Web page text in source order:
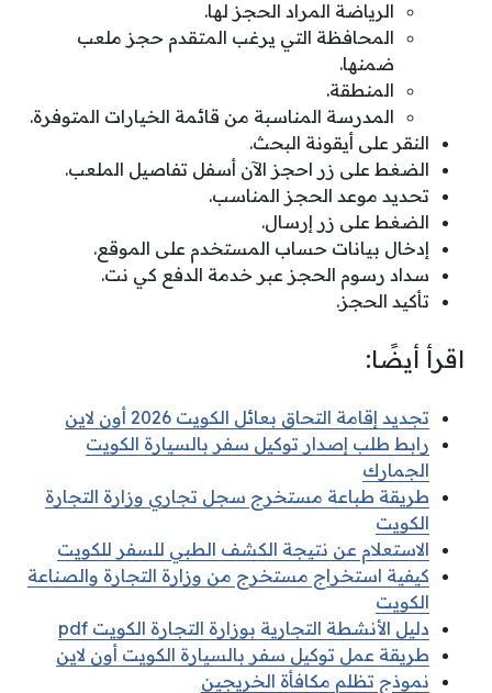
الرياضة المراد الحجز لها.
المحافظة التي يرغب المتقدم حجز ملعب
ضمنها.
المنطقة.
المدرسة المناسبة من قائمة الخيارات المتوفرة.
النقر على أيقونة البحث.
الضغط على زر احجز الآن أسفل تفاصيل الملعب.
تحديد موعد الحجز المناسب.
الضغط على زر إرسال.
إدخال بيانات حساب المستخدم على الموقع.
سداد رسوم الحجز عبر خدمة الدفع كي نت.
تأكيد الحجز.
اقرأ أيضًا:
تجديد إقامة التحاق بعائل الكويت 2026 أون لاين
رابط طلب إصدار توكيل سفر بالسيارة الكويت
الجمارك
طريقة طباعة مستخرج سجل تجاري وزارة التجارة
الكويت
الاستعلام عن نتيجة الكشف الطبي للسفر للكويت
كيفية استخراج مستخرج من وزارة التجارة والصناعة
الكويت
دليل الأنشطة التجارية بوزارة التجارة الكويت pdf
طريقة عمل توكيل سفر بالسيارة الكويت أون لاين
نموذج تظلم مكافأة الخريجين